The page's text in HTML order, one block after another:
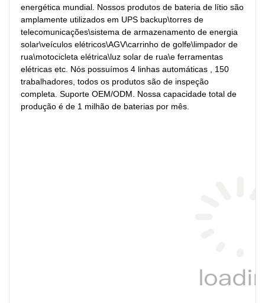
energética mundial. Nossos produtos de bateria de lítio são
amplamente utilizados em UPS backup\torres de
telecomunicações\sistema de armazenamento de energia
solar\veículos elétricos\AGV\carrinho de golfe\limpador de
rua\motocicleta elétrica\luz solar de rua\e ferramentas
elétricas etc. Nós possuímos 4 linhas automáticas , 150
trabalhadores, todos os produtos são de inspeção
completa. Suporte OEM/ODM. Nossa capacidade total de
produção é de 1 milhão de baterias por mês.